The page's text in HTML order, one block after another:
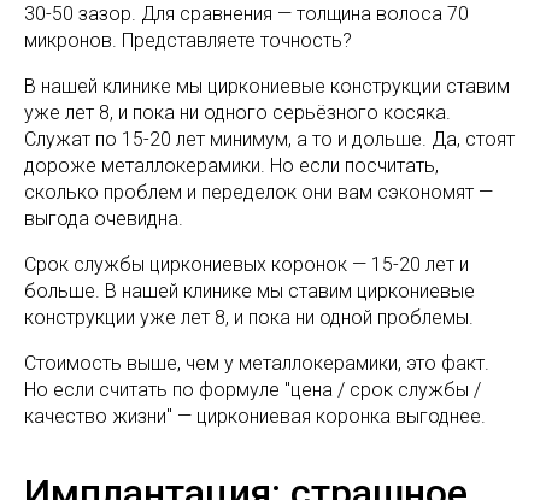
30-50 зазор. Для сравнения — толщина волоса 70
микронов. Представляете точность?
В нашей клинике мы циркониевые конструкции ставим
уже лет 8, и пока ни одного серьёзного косяка.
Служат по 15-20 лет минимум, а то и дольше. Да, стоят
дороже металлокерамики. Но если посчитать,
сколько проблем и переделок они вам сэкономят —
выгода очевидна.
Срок службы циркониевых коронок — 15-20 лет и
больше. В нашей клинике мы ставим циркониевые
конструкции уже лет 8, и пока ни одной проблемы.
Стоимость выше, чем у металлокерамики, это факт.
Но если считать по формуле "цена / срок службы /
качество жизни" — циркониевая коронка выгоднее.